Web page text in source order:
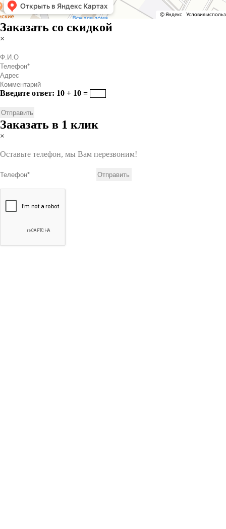
Заказать со скидкой
×
Введите ответ: 10 + 10 =
Заказать в 1 клик
×
Оставьте телефон, мы Вам перезвоним!